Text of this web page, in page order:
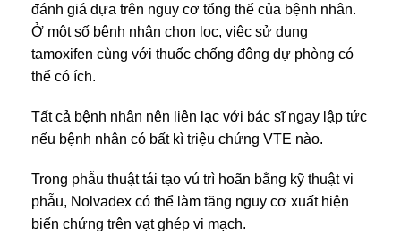
đánh giá dựa trên nguy cơ tổng thể của bệnh nhân.
Ở một số bệnh nhân chọn lọc, việc sử dụng
tamoxifen cùng với thuốc chống đông dự phòng có
thể có ích.
Tất cả bệnh nhân nên liên lạc với bác sĩ ngay lập tức
nếu bệnh nhân có bất kì triệu chứng VTE nào.
Trong phẫu thuật tái tạo vú trì hoãn bằng kỹ thuật vi
phẫu, Nolvadex có thể làm tăng nguy cơ xuất hiện
biến chứng trên vạt ghép vi mạch.